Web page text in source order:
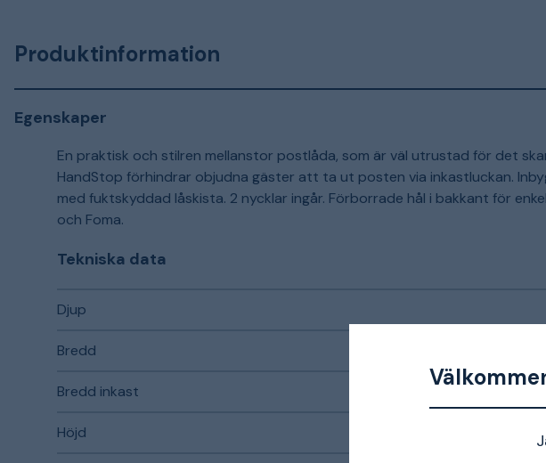
Produktinformation
Egenskaper
En praktisk och stilren mellanstor postlåda, som är väl utrustad för det
HandStop förhindrar objudna gäster att ta ut posten via inkastluckan.
med fuktskyddad låskista. 2 nycklar ingår. Förborrade hål i bakkant för
och Foma.
Tekniska data
Djup
Bredd
Bredd inkast
Höjd